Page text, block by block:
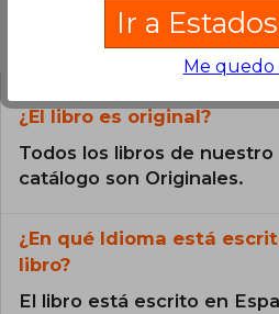
Preguntas
¿El libro es original?
Todos los libros de nuestro
catálogo son Originales.
¿En qué Idioma está
libro?
El libro está escrito en
Ir a
Me